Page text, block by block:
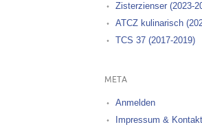
Zisterzienser (2023-
ATCZ kulinarisch
TCS 37 (2017-2019)
META
Anmelden
Impressum & Kontakt